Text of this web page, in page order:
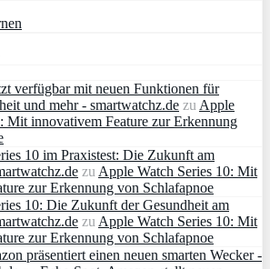
verfügbar mit neuen Funktionen für
und mehr - smartwatchz.de zu Apple
Mit innovativem Feature zur Erkennung
10 im Praxistest: Die Zukunft am
zu Apple Watch Series 10: Mit
zur Erkennung von Schlafapnoe
10: Die Zukunft der Gesundheit am
zu Apple Watch Series 10: Mit
zur Erkennung von Schlafapnoe
präsentiert einen neuen smarten Wecker -